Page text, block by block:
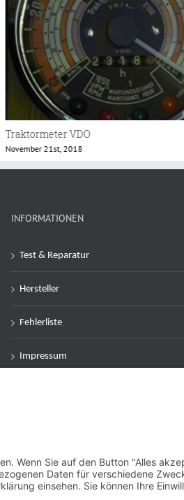
Traktormeter VDO
Mai 3rd, 2018
INFORMATIONEN
Test & Reparatur
Hersteller
Fehlerliste
Impressum